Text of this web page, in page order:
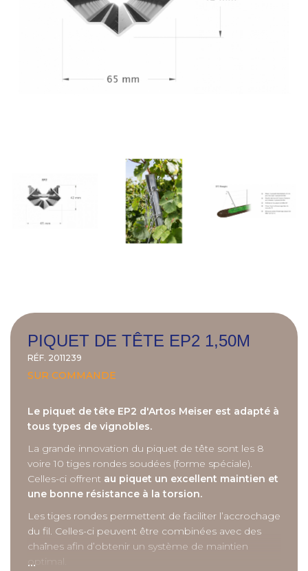
PIQUET DE TÊTE EP2 1,50M
RÉF. 2011239
SUR COMMANDE
Le piquet de tête EP2 d'Artos Meiser est adapté à
tous types de vignobles.
La grande innovation du piquet de tête sont les 8
voire 10 tiges rondes soudées (forme spéciale).
Celles-ci offrent au piquet un excellent maintien et
une bonne résistance à la torsion.
Les tiges rondes permettent de faciliter l’accrochage
du fil. Celles-ci peuvent être combinées avec des
chaînes afin d’obtenir un système de maintien
optimal.
...